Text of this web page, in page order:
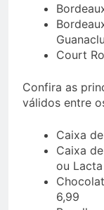
Court
Confira as
válidos entre
Caixa
Caixa
ou
6,99